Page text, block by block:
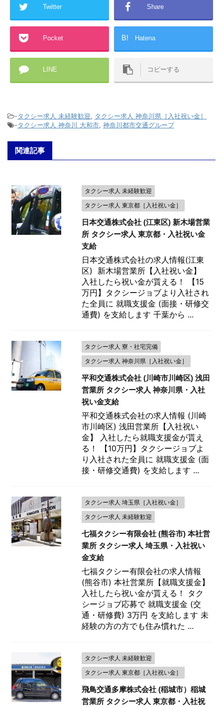
Twitter Share
Pocket B! Hatena
LINE コピーする
-タクシー求人 未経験歓迎, タクシー求人 神奈川県［入社祝い金］
-タクシー求人 神奈川 大和市, 神奈川都市交通グループ
関連記事
タクシー求人 未経験歓迎
タクシー求人 東京都［入社祝い金］
日本交通株式会社 (江東区) 新木場営業
所 タクシー求人 東京都・入社祝い金
支給
日本交通株式会社の求人情報(江東
区) 新木場営業所【入社祝い金】
入社したら祝い金が貰える！ 【15
万円】タクシージョブより入社され
た全員に 就職支援金 (面接・研修交
通費) を支給します 千葉から ...
タクシー求人 寮・社宅完備
タクシー求人 神奈川県［入社祝い金］
平和交通株式会社 (川崎市川崎区) 浅田
営業所 タクシー求人 神奈川県・入社
祝い金支給
平和交通株式会社の求人情報 (川崎
市川崎区) 浅田営業所【入社祝い
金】 入社したら就職支援金が貰え
る！ 【10万円】タクシージョブよ
り入社された全員に 就職支援金 (面
接・研修交通費) を支給します ...
タクシー求人 埼玉県［入社祝い金］
タクシー求人 未経験歓迎
七福タクシー有限会社 (熊谷市) 本社営
業所 タクシー求人 埼玉県・入社祝い
金支給
七福タクシー有限会社の求人情報
(熊谷市) 本社営業所【就職支援金】
入社したら祝い金が貰える！ タク
シージョブ応募で 就職支援金 (交
通・研修費) 3万円 を支給します 未
経験の方の方でも住み慣れた ...
タクシー求人 未経験歓迎
タクシー求人 東京都［入社祝い金］
飛鳥交通多摩株式会社 (稲城市）稲城
営業所 タクシー求人 東京都・入社祝